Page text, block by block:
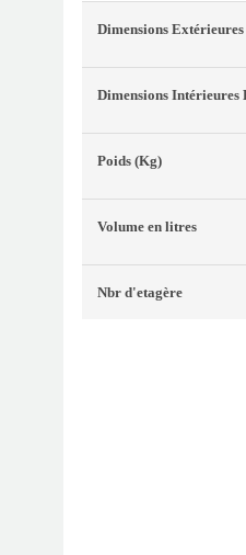
Dimensions Extérieures
Dimensions Intérieures
Poids (Kg)
Volume en litres
Nbr d'etagère